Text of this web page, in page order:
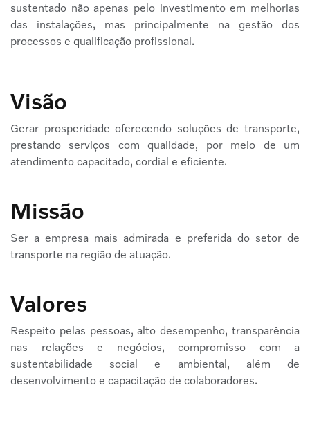
sustentado não apenas pelo investimento em melhorias
das instalações, mas principalmente na gestão dos
processos e qualificação profissional.
Visão
Gerar prosperidade oferecendo soluções de transporte,
prestando serviços com qualidade, por meio de um
atendimento capacitado, cordial e eficiente.
Missão
Ser a empresa mais admirada e preferida do setor de
transporte na região de atuação.
Valores
Respeito pelas pessoas, alto desempenho, transparência
nas relações e negócios, compromisso com a
sustentabilidade social e ambiental, além de
desenvolvimento e capacitação de colaboradores.